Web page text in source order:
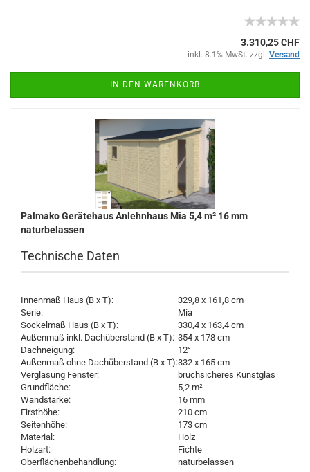
3.310,25 CHF
inkl. 8.1% MwSt. zzgl. Versand
IN DEN WARENKORB
Palmako Gerätehaus Anlehnhaus Mia 5,4 m² 16 mm
naturbelassen
Technische Daten
Innenmaß Haus (B x T):
329,8 x 161,8 cm
Serie:
Mia
Sockelmaß Haus (B x T):
330,4 x 163,4 cm
Außenmaß inkl. Dachüberstand (B x T): 354 x 178 cm
Dachneigung:
12°
Außenmaß ohne Dachüberstand (B x T):332 x 165 cm
Verglasung Fenster:
bruchsicheres Kunstglas
Grundfläche:
5,2 m²
Wandstärke:
16 mm
Firsthöhe:
210 cm
Seitenhöhe:
173 cm
Material:
Holz
Holzart:
Fichte
Oberflächenbehandlung:
naturbelassen